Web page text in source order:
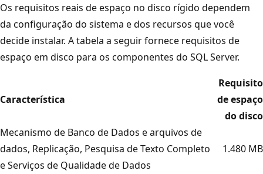
Os requisitos reais de espaço no disco rígido dependem
da configuração do sistema e dos recursos que você
decide instalar. A tabela a seguir fornece requisitos de
espaço em disco para os componentes do SQL Server.
Característica
Requisito
de espaço
do disco
Mecanismo de Banco de Dados e arquivos de
dados, Replicação, Pesquisa de Texto Completo
e Serviços de Qualidade de Dados
1.480 MB